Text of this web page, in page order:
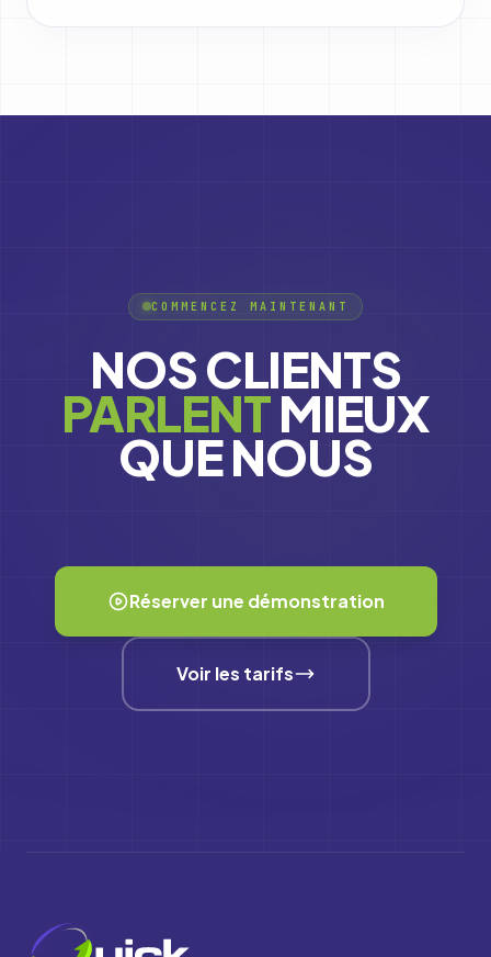
COMMENCEZ MAINTENANT
NOS CLIENTS
PARLENTMIEUX
QUE NOUS
Réserver une démonstration
Voir les tarifs